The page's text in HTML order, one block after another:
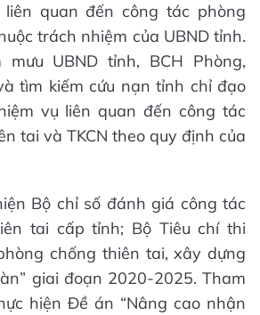
liên quan đến công tác phòng
trách nhiệm của UBND tỉnh.
UBND tỉnh, BCH Phòng,
tìm kiếm cứu nạn tỉnh chỉ đạo
vụ liên quan đến công tác
tai và TKCN theo quy định của
Bộ chỉ số đánh giá công tác
tai cấp tỉnh; Bộ Tiêu chí thi
chống thiên tai, xây dựng
giai đoạn 2020-2025. Tham
hiện Đề án “Nâng cao nhận